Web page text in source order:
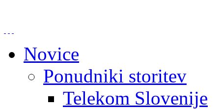
Novice
Ponudniki storitev
Telekom Slovenije